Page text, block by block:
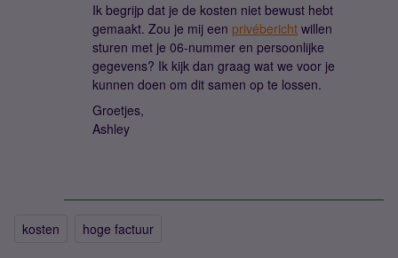
Ik begrijp dat je de kosten niet bewust hebt
gemaakt. Zou je mij een privébericht willen
sturen met je 06-nummer en persoonlijke
gegevens? Ik kijk dan graag wat we voor je
kunnen doen om dit samen op te lossen.
Groetjes,
Ashley
kosten hoge factuur